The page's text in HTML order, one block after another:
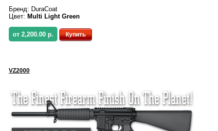
Бренд: DuraCoat
Цвет: Multi Light Green
от 2,200.00 р. Купить
VZ2000